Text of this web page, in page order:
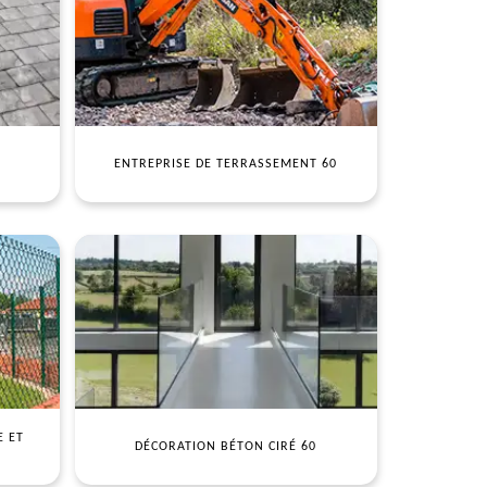
ENTREPRISE DE TERRASSEMENT 60
ET
DÉCORATION BÉTON CIRÉ 60